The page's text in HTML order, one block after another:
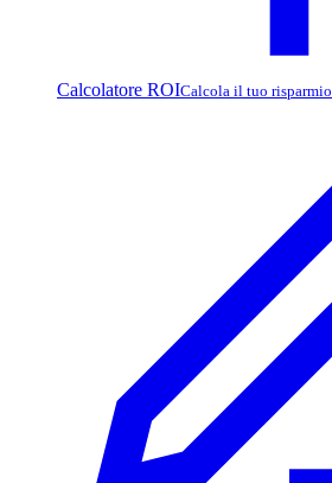
Calcolatore ROICalcola il tuo risparmio